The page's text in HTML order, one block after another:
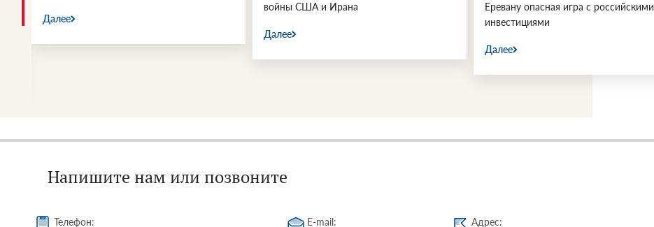
Далее
войны США и Ирана
Далее
Еревану опасная игра с российскими
инвестициями
Далее
Напишите нам или позвоните
Телефон: E-mail: Адрес: